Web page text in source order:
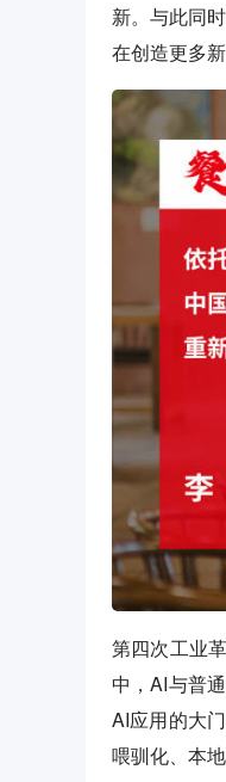
新。与此同
在创造更多
第四次工业
中，AI与普
AI应用的大
喂驯化、本